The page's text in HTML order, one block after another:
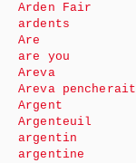
Arden Fair
ardents
Are
are you
Areva
Areva pencherait
Argent
Argenteuil
argentin
argentine